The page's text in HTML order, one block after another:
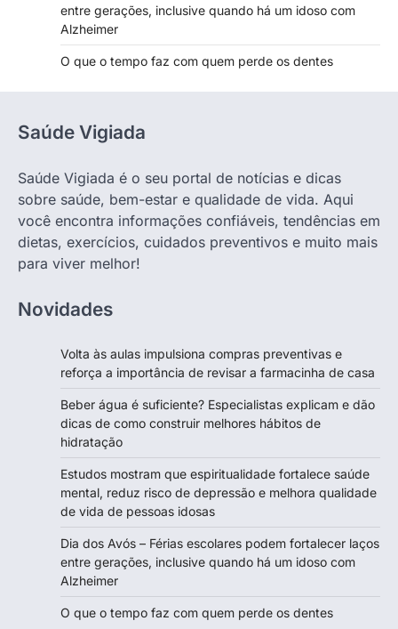
entre gerações, inclusive quando há um idoso com
Alzheimer
O que o tempo faz com quem perde os dentes
Saúde Vigiada
Saúde Vigiada é o seu portal de notícias e dicas
sobre saúde, bem-estar e qualidade de vida. Aqui
você encontra informações confiáveis, tendências em
dietas, exercícios, cuidados preventivos e muito mais
para viver melhor!
Novidades
Volta às aulas impulsiona compras preventivas e
reforça a importância de revisar a farmacinha de casa
Beber água é suficiente? Especialistas explicam e dão
dicas de como construir melhores hábitos de
hidratação
Estudos mostram que espiritualidade fortalece saúde
mental, reduz risco de depressão e melhora qualidade
de vida de pessoas idosas
Dia dos Avós – Férias escolares podem fortalecer laços
entre gerações, inclusive quando há um idoso com
Alzheimer
O que o tempo faz com quem perde os dentes